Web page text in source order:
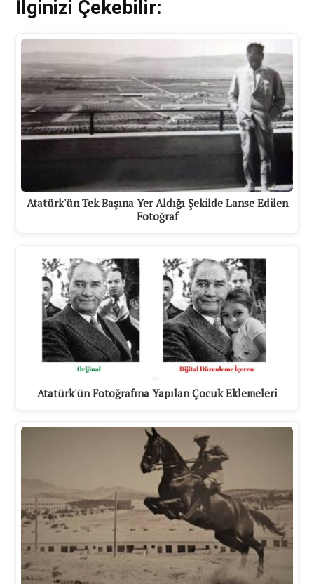
İlginizi Çekebilir:
Atatürk'ün Tek Başına Yer Aldığı Şekilde Lanse Edilen
Fotoğraf
Atatürk'ün Fotoğrafına Yapılan Çocuk Eklemeleri